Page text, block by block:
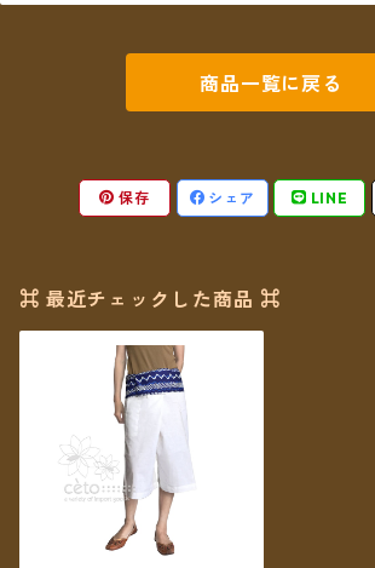
商品一覧に戻る
保存 シェア LINE
⌘ 最近チェックした商品 ⌘